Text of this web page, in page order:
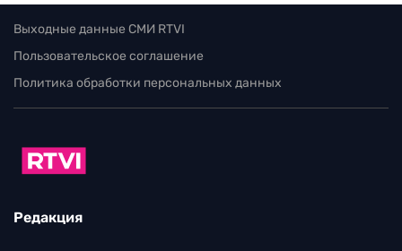
Выходные данные СМИ RTVI
Пользовательское соглашение
Политика обработки персональных данных
Редакция